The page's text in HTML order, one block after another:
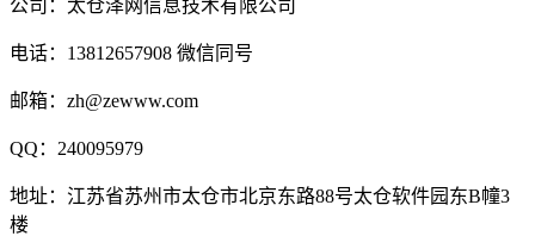
公司：太仓泽网信息技术有限公司
电话：13812657908 微信同号
邮箱：zh@zewww.com
QQ：240095979
地址：江苏省苏州市太仓市北京东路88号太仓软件园东B幢3
楼